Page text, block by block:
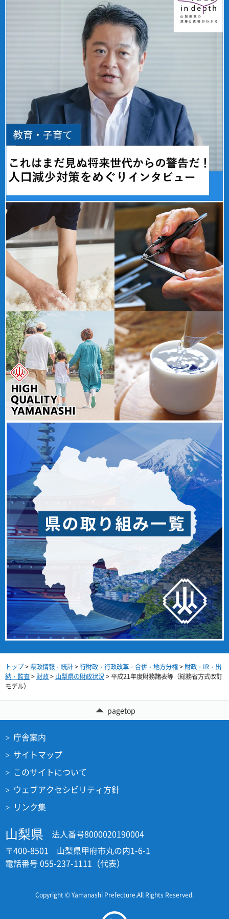
トップ> 県政情報・統計>行財政・行政改革・合併・地方分権> 財政・IR・出
納・監査> 財政> 山梨県の財政状況> 平成21年度財務諸表等（総務省方式改訂
モデル）
pagetop
庁舎案内
サイトマップ
このサイトについて
ウェブアクセシビリティ方針
リンク集
山梨県
法人番号8000020190004
〒400-8501 山梨県甲府市丸の内1-6-1
電話番号 055-237-1111（代表）
Copyright © Yamanashi Prefecture.All Rights Reserved.